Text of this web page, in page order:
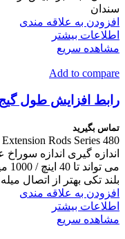
سندان
افزودن به علاقه مندی
اطلاعات بیشتر
مشاهده سریع
Add to compare
رابط افزایش طول گیج
تماس بگیرید
اندازه گیری اندازه
بلند تکی بهتر از اتصال
افزودن به علاقه مندی
اطلاعات بیشتر
مشاهده سریع